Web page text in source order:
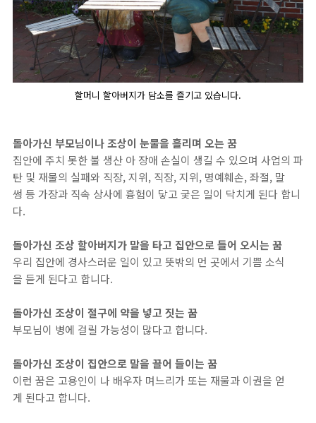
할머니 할아버지가 담소를 즐기고 있습니다.
돌아가신 부모님이나 조상이 눈물을 흘리며 오는 꿈
집안에 주치 못한 불 생산 아 장애 손실이 생길 수 있으며 사업의 파
탄 및 재물의 실패와 직장, 지위, 직장, 지위, 명예훼손, 좌절, 말
썽 등 가장과 직속 상사에 흉험이 닿고 궂은 일이 닥치게 된다 합니
다.
돌아가신 조상 할아버지가 말을 타고 집안으로 들어 오시는 꿈
우리 집안에 경사스러운 일이 있고 뜻밖의 먼 곳에서 기쁨 소식
을 듣게 된다고 합니다.
돌아가신 조상이 절구에 약을 넣고 짓는 꿈
부모님이 병에 걸릴 가능성이 많다고 합니다.
돌아가신 조상이 집안으로 말을 끌어 들이는 꿈
이런 꿈은 고용인이 나 배우자 며느리가 또는 재물과 이권을 얻
게 된다고 합니다.